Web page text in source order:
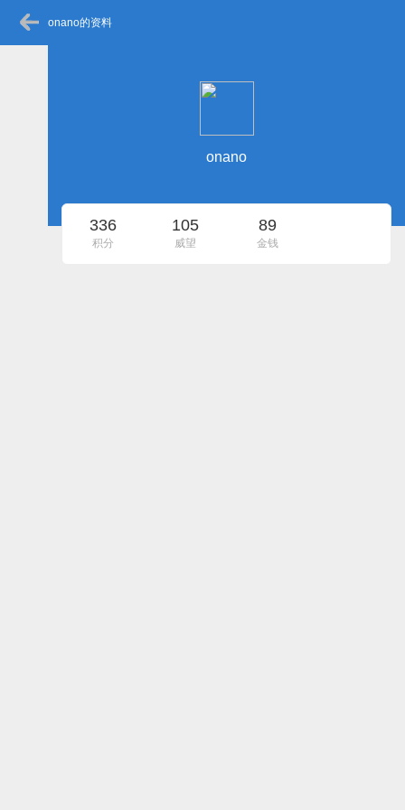
onano的资料
onano
336
积分
105
威望
89
金钱